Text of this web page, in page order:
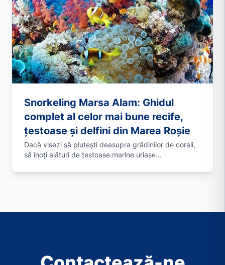
Snorkeling Marsa Alam: Ghidul
complet al celor mai bune recife,
țestoase și delfini din Marea Roșie
Dacă visezi să plutești deasupra grădinilor de corali,
să înoți alături de țestoase marine uriașe...